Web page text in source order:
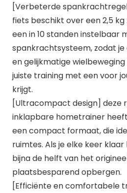
[Verbeterde
fiets beschikt over een 2,5
een in 10 standen instelbaar
spankrachtsysteem, zodat je
en gelijkmatige
juiste training met een voor
krijgt.
[Ultracompact design] deze
inklapbare hometrainer
een compact formaat, die
ruimtes. Als je elke keer
bijna de helft van het
plaatsbesparend opbergen.
[Efficiënte en comfortabele